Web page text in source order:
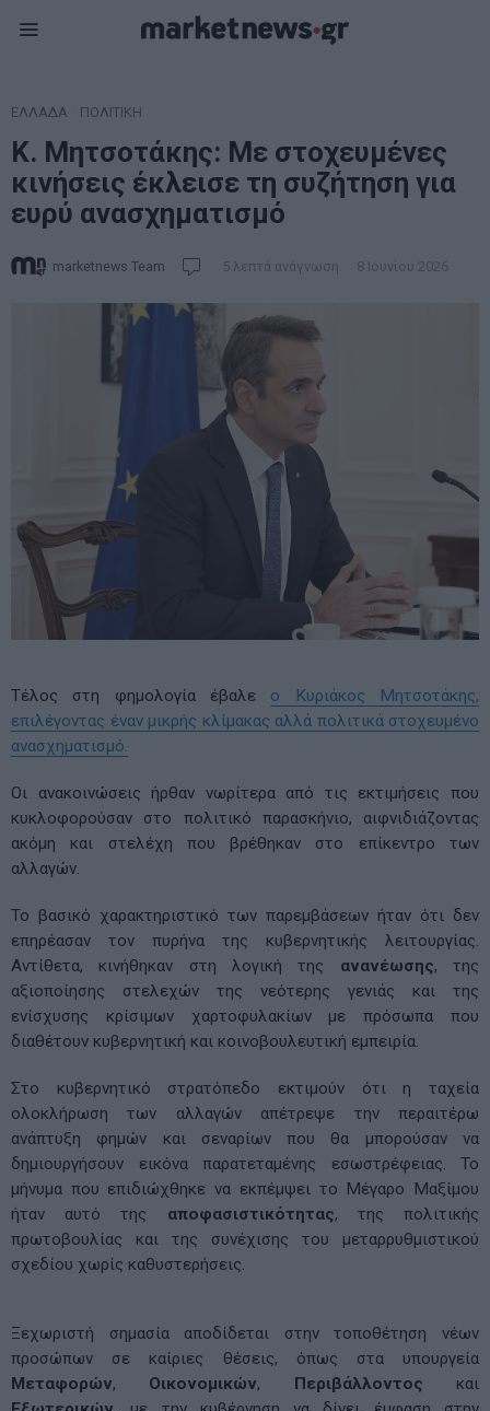
ΕΛΛΑΔΑ ΠΟΛΙΤΙΚΗ
Κ. Μητσοτάκης: Με στοχευμένες
κινήσεις έκλεισε τη συζήτηση για
ευρύ ανασχηματισμό
marketnews Team 5 λεπτά ανάγνωση 8 Ιουνίου 2026
Τέλος στη φημολογία έβαλε ο Κυριάκος Μητσοτάκης,
επιλέγοντας έναν μικρής κλίμακας αλλά πολιτικά στοχευμένο
ανασχηματισμό.
Οι ανακοινώσεις ήρθαν νωρίτερα από τις εκτιμήσεις που
κυκλοφορούσαν στο πολιτικό παρασκήνιο, αιφνιδιάζοντας
ακόμη και στελέχη που βρέθηκαν στο επίκεντρο των
αλλαγών.
Το βασικό χαρακτηριστικό των παρεμβάσεων ήταν ότι δεν
επηρέασαν τον πυρήνα της κυβερνητικής λειτουργίας.
Αντίθετα, κινήθηκαν στη λογική της ανανέωσης, της
αξιοποίησης στελεχών της νεότερης γενιάς και της
ενίσχυσης κρίσιμων χαρτοφυλακίων με πρόσωπα που
διαθέτουν κυβερνητική και κοινοβουλευτική εμπειρία.
Στο κυβερνητικό στρατόπεδο εκτιμούν ότι η ταχεία
ολοκλήρωση των αλλαγών απέτρεψε την περαιτέρω
ανάπτυξη φημών και σεναρίων που θα μπορούσαν να
δημιουργήσουν εικόνα παρατεταμένης εσωστρέφειας. Το
μήνυμα που επιδιώχθηκε να εκπέμψει το Μέγαρο Μαξίμου
ήταν αυτό της αποφασιστικότητας, της πολιτικής
πρωτοβουλίας και της συνέχισης του μεταρρυθμιστικού
σχεδίου χωρίς καθυστερήσεις.
Ξεχωριστή σημασία αποδίδεται στην τοποθέτηση νέων
προσώπων σε καίριες θέσεις, όπως στα υπουργεία
Μεταφορών, Οικονομικών, Περιβάλλοντος και